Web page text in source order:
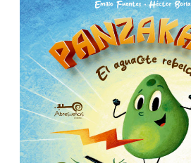
e
n
t
r
a
d
a